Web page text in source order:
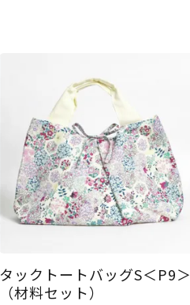
タックトートバッグS＜P9＞
（材料セット）